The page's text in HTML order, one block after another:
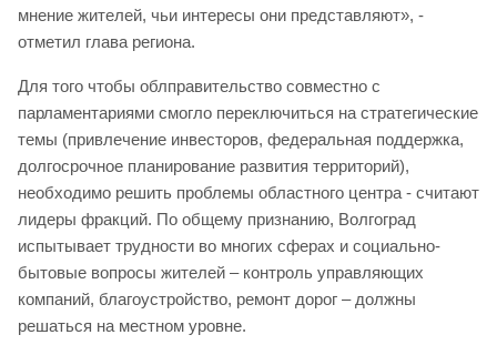
мнение жителей, чьи интересы они представляют», -
отметил глава региона.
Для того чтобы облправительство совместно с
парламентариями смогло переключиться на стратегические
темы (привлечение инвесторов, федеральная поддержка,
долгосрочное планирование развития территорий),
необходимо решить проблемы областного центра - считают
лидеры фракций. По общему признанию, Волгоград
испытывает трудности во многих сферах и социально-
бытовые вопросы жителей – контроль управляющих
компаний, благоустройство, ремонт дорог – должны
решаться на местном уровне.